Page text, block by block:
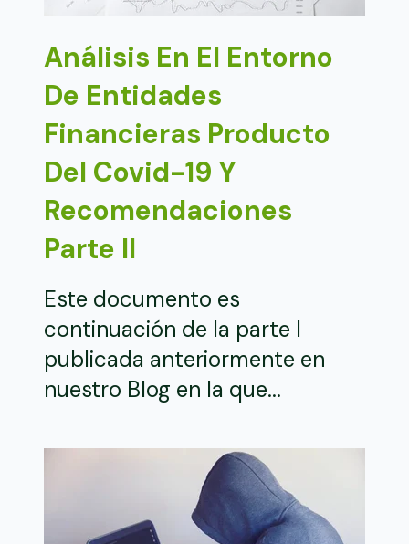
Análisis En El Entorno
De Entidades
Financieras Producto
Del Covid-19 Y
Recomendaciones
Parte II
Este documento es
continuación de la parte I
publicada anteriormente en
nuestro Blog en la que...